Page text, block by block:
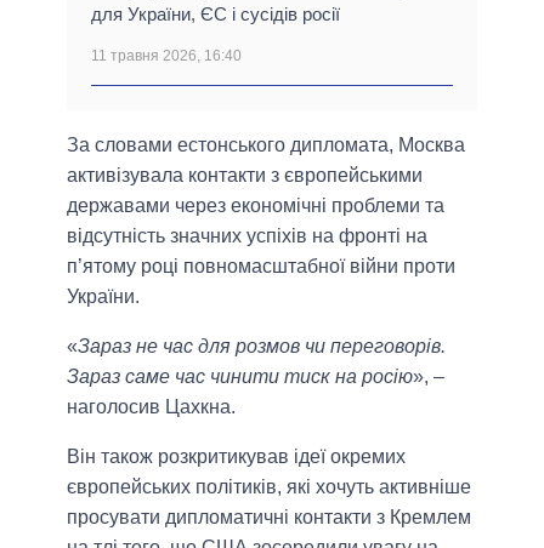
для України, ЄС і сусідів росії
11 травня 2026, 16:40
За словами естонського дипломата, Москва
активізувала контакти з європейськими
державами через економічні проблеми та
відсутність значних успіхів на фронті на
п’ятому році повномасштабної війни проти
України.
«Зараз не час для розмов чи переговорів.
Зараз саме час чинити тиск на росію», –
наголосив Цахкна.
Він також розкритикував ідеї окремих
європейських політиків, які хочуть активніше
просувати дипломатичні контакти з Кремлем